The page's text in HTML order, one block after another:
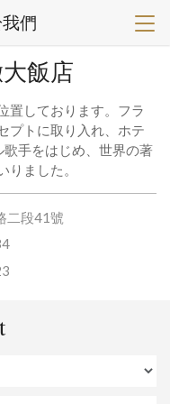
們
飯店
置しております。フラ
プトに取り入れ、ホテ
手をはじめ、世界の著
ました。
二段41號